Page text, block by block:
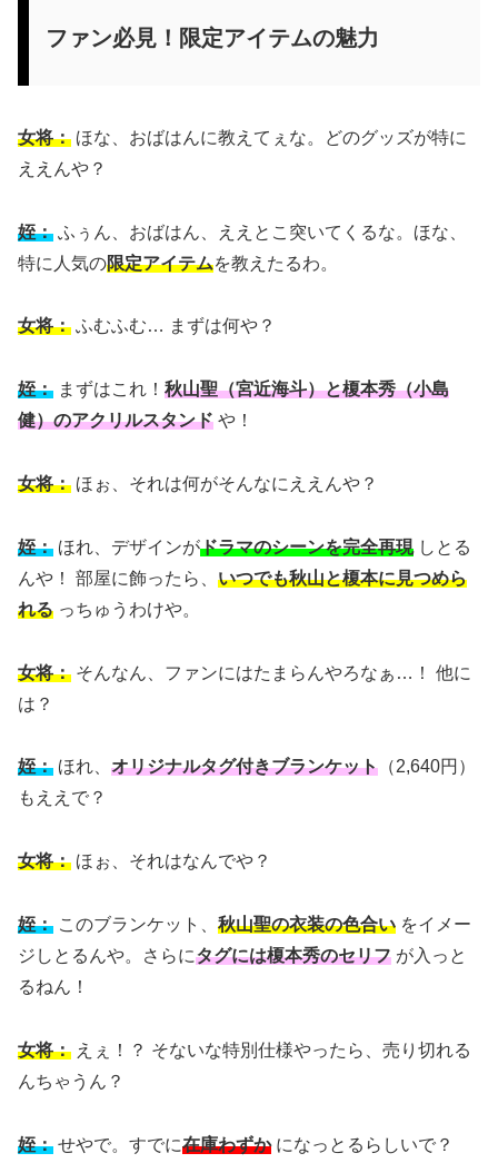
ファン必見！限定アイテムの魅力
女将： ほな、おばはんに教えてぇな。どのグッズが特に
ええんや？
姪： ふぅん、おばはん、ええとこ突いてくるな。ほな、
特に人気の限定アイテムを教えたるわ。
女将： ふむふむ… まずは何や？
姪： まずはこれ！ 秋山聖（宮近海斗）と榎本秀（小島
健）のアクリルスタンド や！
女将： ほぉ、それは何がそんなにええんや？
姪： ほれ、デザインがドラマのシーンを完全再現しとる
んや！ 部屋に飾ったら、 いつでも秋山と榎本に見つめら
れる っちゅうわけや。
女将： そんなん、ファンにはたまらんやろなぁ…！ 他に
は？
姪： ほれ、 オリジナルタグ付きブランケット （2,640円）
もええで？
女将： ほぉ、それはなんでや？
姪： このブランケット、 秋山聖の衣装の色合い をイメー
ジしとるんや。さらにタグには榎本秀のセリフ が入っと
るねん！
女将： えぇ！？ そないな特別仕様やったら、売り切れる
んちゃうん？
姪： せやで。すでに在庫わずかになっとるらしいで？